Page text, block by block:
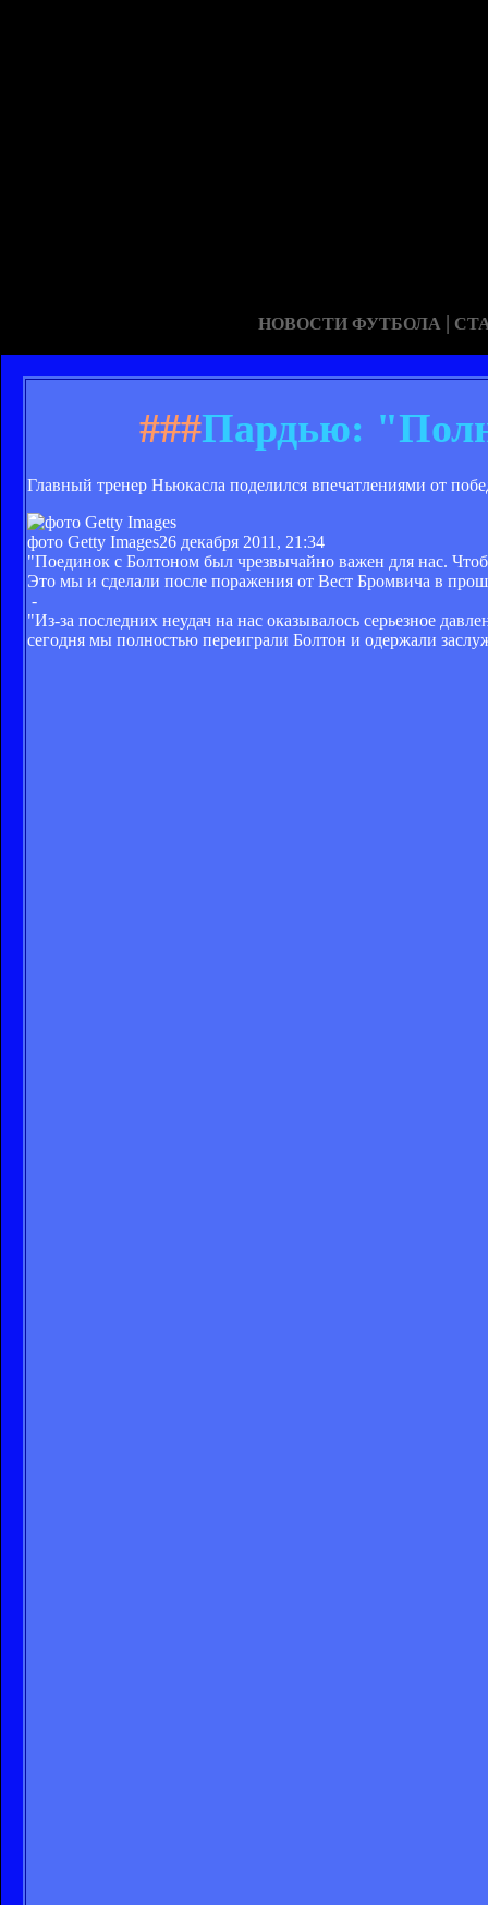
НОВОСТИ ФУТБОЛА |
###Пардью:
Главный тренер Ньюкасла поделился впечатлениями от
фото Getty Images26 декабря 2011, 21:34
"Поединок с Болтоном был чрезвычайно важен для нас.
Это мы и сделали после поражения от Вест Бромвича в
-
"Из-за последних неудач на нас оказывалось серьезное
сегодня мы полностью переиграли Болтон и одержали